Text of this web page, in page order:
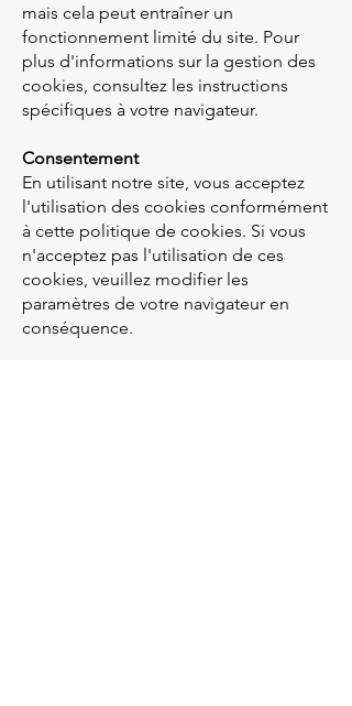
mais cela peut entraîner un
fonctionnement limité du site. Pour
plus d'informations sur la gestion des
cookies, consultez les instructions
spécifiques à votre navigateur.
Consentement
En utilisant notre site, vous acceptez
l'utilisation des cookies conformément
à cette politique de cookies. Si vous
n'acceptez pas l'utilisation de ces
cookies, veuillez modifier les
paramètres de votre navigateur en
conséquence.